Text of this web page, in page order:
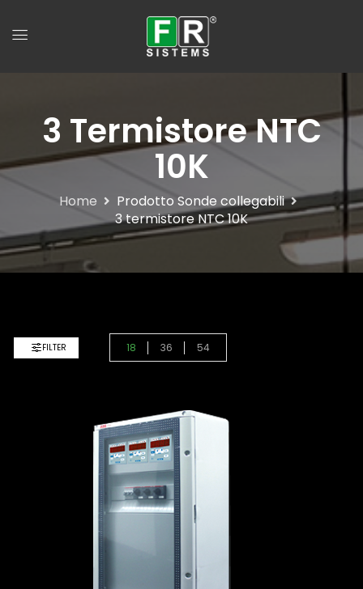
3 Termistore NTC
10K
Home
Prodotto Sonde collegabili
3 termistore NTC 10K
FILTER 18 36 54